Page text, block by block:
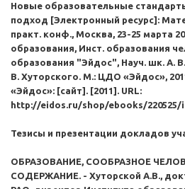
Новые образовательные
подход [Электронный ресурс]:
практ. конф., Москва, 23-25 марта
образования, Инст. образования
образования "Эйдос", Науч. шк. А.
В. Хуторского. М.: ЦДО «Эйдос»,
«Эйдос»: [сайт]. [2011]. URL:
http://eidos.ru/shop/ebooks/220525/
Тезисы и презентации докладов
ОБРАЗОВАНИЕ, СООБРАЗНОЕ
СОДЕРЖАНИЕ. - Хуторской А.В.,